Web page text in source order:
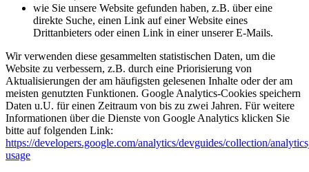
wie Sie unsere Website gefunden haben, z.B. über eine
direkte Suche, einen Link auf einer Website eines
Drittanbieters oder einen Link in einer unserer E-Mails.
Wir verwenden diese gesammelten statistischen Daten, um die
Website zu verbessern, z.B. durch eine Priorisierung von
Aktualisierungen der am häufigsten gelesenen Inhalte oder der am
meisten genutzten Funktionen. Google Analytics-Cookies speichern
Daten u.U. für einen Zeitraum von bis zu zwei Jahren. Für weitere
Informationen über die Dienste von Google Analytics klicken Sie
bitte auf folgenden Link:
https://developers.google.com/analytics/devguides/collection/
usage